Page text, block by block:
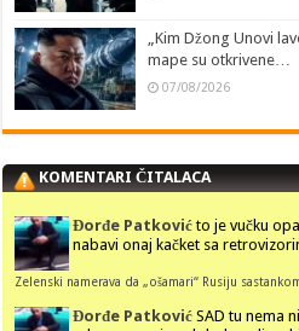
„Kim Džong Unovi
mape su otkrivene…
07/08/2026
KOMENTARI ČITALACA
Đorđe Patković to je vučku
nabavi onaj kačket sa
Zelenski namerava da „ošamari“ Rusiju
Đorđe Patković SAD tu nema